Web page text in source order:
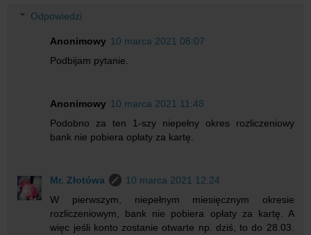
Odpowiedzi
Anonimowy 10 marca 2021 08:07
Podbijam pytanie.
Anonimowy 10 marca 2021 11:48
Podobno za ten 1-szy niepełny okres rozliczeniowy
bank nie pobiera opłaty za kartę.
Mr. Złotówa
10 marca 2021 12:24
W pierwszym, niepełnym miesięcznym okresie
rozliczeniowym, bank nie pobiera opłaty za kartę. A
więc jeśli konto zostanie otwarte np. dziś, to do 28.03.